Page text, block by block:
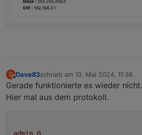
D
Offline
Dave83schrieb am 10. Mai 2024, 11:36
zuletzt editiert von
Gerade funktionierte es wieder nicht.
Hier mal aus dem protokoll.